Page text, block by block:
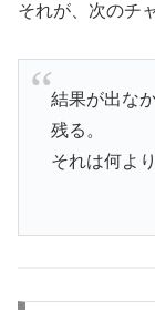
それが、次のチ
結果が出な
残る。
それは何よ